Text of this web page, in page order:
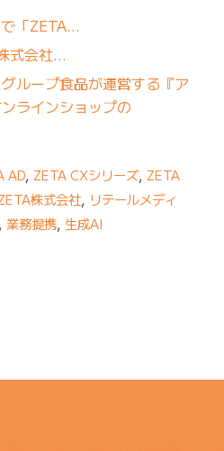
「ZETA…
式会社…
グループ食品が運営する『ア
ラインショップの
AD, ZETA CXシリーズ, ZETA
株式会社, リテールメディ
業務提携, 生成AI